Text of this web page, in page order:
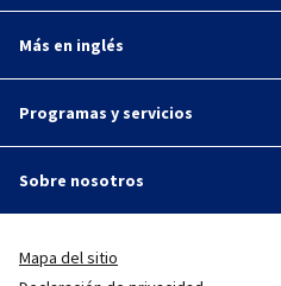
Más en inglés
Programas y servicios
Sobre nosotros
Mapa del sitio